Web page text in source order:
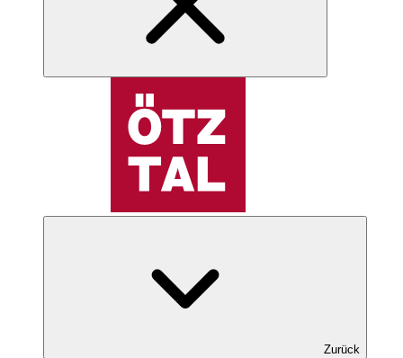
Zurück